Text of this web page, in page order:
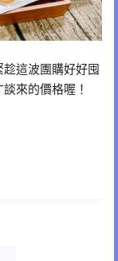
這波團購好好囤
來的價格喔！